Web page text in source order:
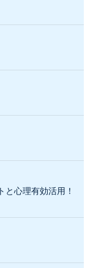
と心理有効活用！